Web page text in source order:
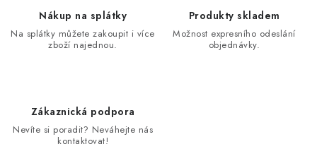
Nákup na splátky
Na splátky můžete zakoupit i více
zboží najednou.
Produkty skladem
Možnost expresního odeslání
objednávky.
Zákaznická podpora
Nevíte si poradit? Neváhejte nás
kontaktovat!